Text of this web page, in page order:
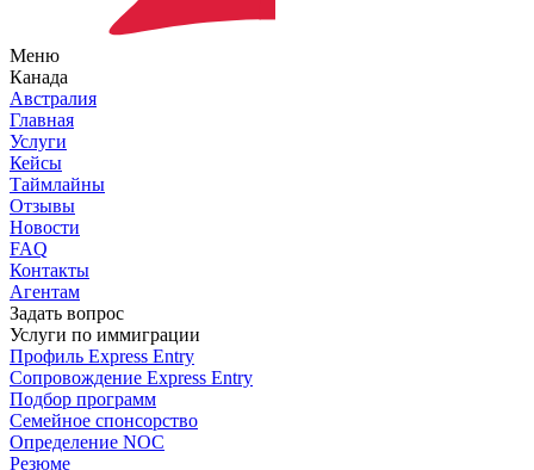
Меню
Канада
Австралия
Главная
Услуги
Кейсы
Таймлайны
Отзывы
Новости
FAQ
Контакты
Агентам
Задать вопрос
Услуги по иммиграции
Профиль Express Entry
Сопровождение Express Entry
Подбор программ
Семейное спонсорство
Определение NOC
Резюме